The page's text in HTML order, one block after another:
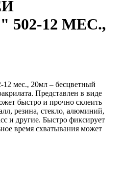
502-12 МЕС.,
мес., 20мл – бесцветный
Представлен в виде
быстро и прочно склеить
резина, стекло, алюминий,
и другие. Быстро фиксирует
время схватывания может